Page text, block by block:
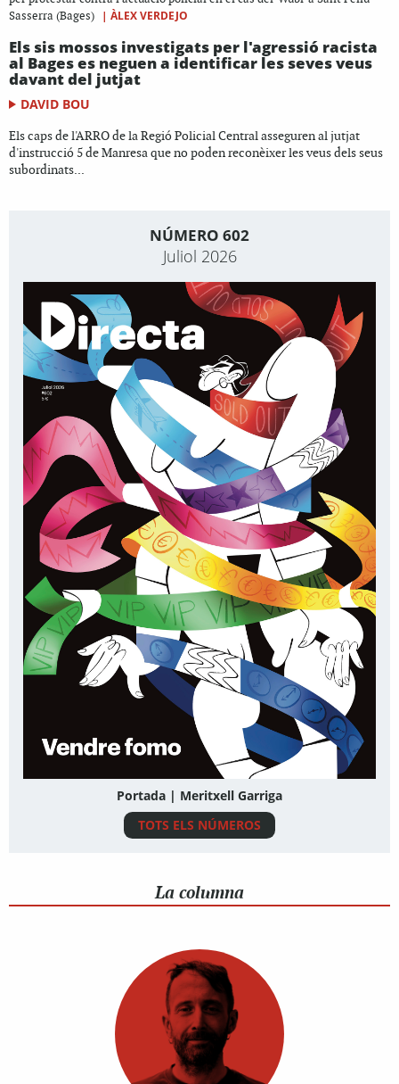
Sasserra (Bages)
| ÀLEX VERDEJO
Els sis mossos investigats per l'agressió racista
al Bages es neguen a identificar les seves veus
davant del jutjat
DAVID BOU
Els caps de l'ARRO de la Regió Policial Central asseguren al jutjat
d'instrucció 5 de Manresa que no poden reconèixer les veus dels seus
subordinats...
NÚMERO 602
Juliol 2026
Portada | Meritxell Garriga
TOTS ELS NÚMEROS
La columna